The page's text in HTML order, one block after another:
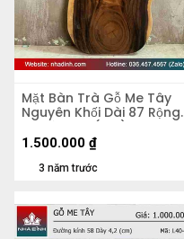
Mặt Bàn Trà Gỗ Me Tây
Nguyên Khối Dài 87 Rộng
50 Dày 5,4 (cm)
3 năm trước
1.500.000 ₫